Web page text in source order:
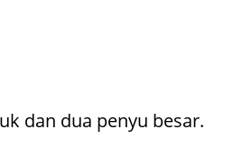
dan dua penyu besar.